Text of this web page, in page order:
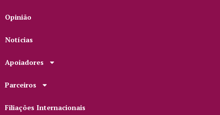
Opinião
Notícias
Apoiadores
Parceiros
Filiações Internacionais